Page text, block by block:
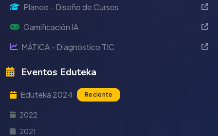
Planeo - Diseño de Cursos
Gamificación IA
MÁTICA - Diagnóstico TIC
Eventos Eduteka
Eduteka 2024 Reciente
2022
2021